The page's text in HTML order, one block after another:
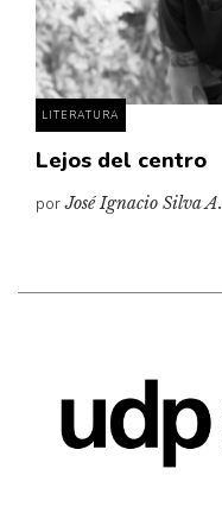
Pensamiento ilustrado
Personaje
Personajes secundarios
Política
Relecturas
Sociedad
Vidas paralelas
LITERATURA
Lejos del centro
porJosé Ignacio Silva A.